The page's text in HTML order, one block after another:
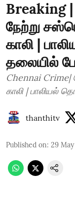
Breaking
நேற்று
காலி |
தலையில்
Chennai
காலி | பாலியல்
thanthitv
Published on: 29